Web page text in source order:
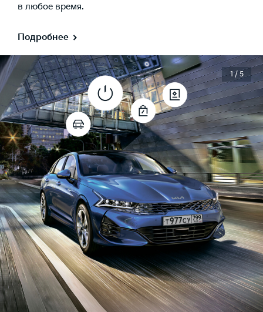
в любое время.
Подробнее
1 / 5